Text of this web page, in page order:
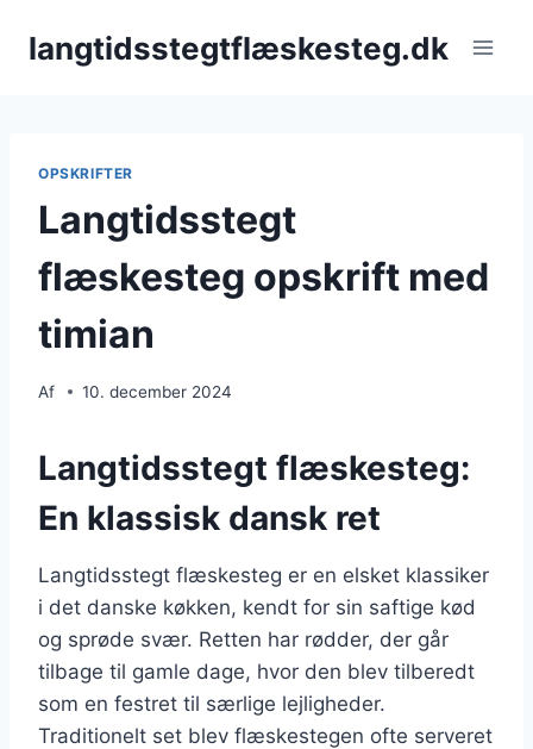
langtidsstegtflæskesteg.dk
OPSKRIFTER
Langtidsstegt
flæskesteg opskrift med
timian
Af 10. december 2024
Langtidsstegt flæskesteg:
En klassisk dansk ret
Langtidsstegt flæskesteg er en elsket klassiker
i det danske køkken, kendt for sin saftige kød
og sprøde svær. Retten har rødder, der går
tilbage til gamle dage, hvor den blev tilberedt
som en festret til særlige lejligheder.
Traditionelt set blev flæskestegen ofte serveret